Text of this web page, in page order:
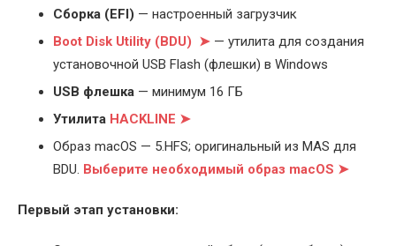
Cборка (EFI) — настроенный загрузчик
Boot Disk Utility (BDU) ➤ — утилита для создания
установочной USB Flash (флешки) в Windows
USB флешка — минимум 16 ГБ
Утилита HACKLINE ➤
Образ macOS — 5.HFS; оригинальный из MAS для
BDU. Выберите необходимый образ macOS ➤
Первый этап установки: